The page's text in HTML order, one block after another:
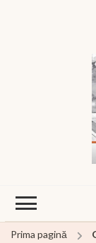
Prima pagină